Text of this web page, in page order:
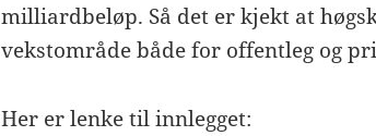
milliardbeløp. Så det er kjekt at
vekstområde både for offentleg og
Her er lenke til innlegget: